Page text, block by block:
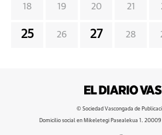
18 19 20 21
25 26 27 28
© Sociedad Vascongada de
Domicilio social en Mikeletegi Pasealekua 1.